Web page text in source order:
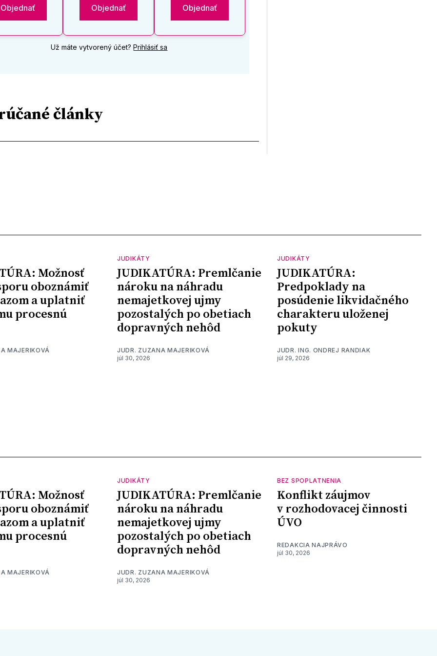
Objednať Objednať Objednať
Už máte vytvorený účet?Prihlásiť sa
články
Možnosť
oboznámiť
a uplatniť
procesnú
MAJERIKOVÁ
JUDIKÁTY
JUDIKATÚRA: Premlčanie
nároku na náhradu
nemajetkovej ujmy
pozostalých po obetiach
dopravných nehôd
JUDR. ZUZANA MAJERIKOVÁ
júl 30, 2026
JUDIKÁTY
JUDIKATÚRA:
Predpoklady na
posúdenie likvidačného
charakteru uloženej
pokuty
JUDR. ING. ONDREJ RANDIAK
júl 29, 2026
Možnosť
oboznámiť
a uplatniť
procesnú
MAJERIKOVÁ
JUDIKÁTY
JUDIKATÚRA: Premlčanie
nároku na náhradu
nemajetkovej ujmy
pozostalých po obetiach
dopravných nehôd
JUDR. ZUZANA MAJERIKOVÁ
júl 30, 2026
BEZ SPOPLATNENIA
Konflikt záujmov
v rozhodovacej činnosti
ÚVO
REDAKCIA NAJPRÁVO
júl 30, 2026